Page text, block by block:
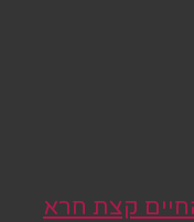
קצת חרא